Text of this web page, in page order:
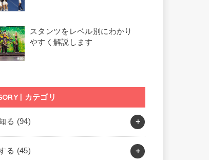
スタンツをレベル別にわかり
やすく解説します
| カテゴリ
る (94)
る (45)